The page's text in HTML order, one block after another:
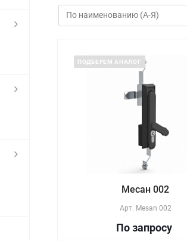
ПОДБЕРЕМ АНАЛОГ
Месан 002
Арт. Mesan 002
По запросу